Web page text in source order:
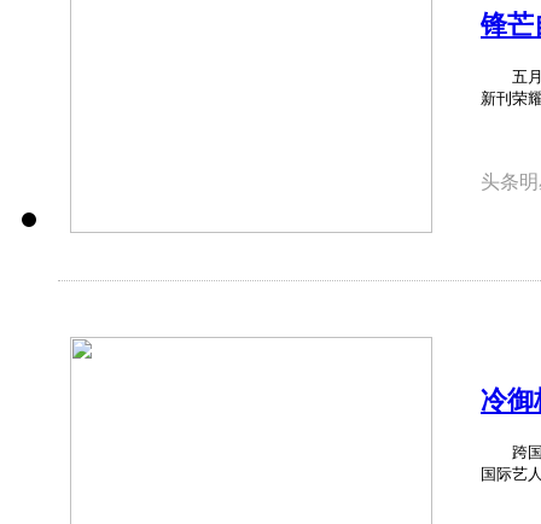
锋芒
五月
新刊荣
头条
冷御
Met
跨国
国际艺